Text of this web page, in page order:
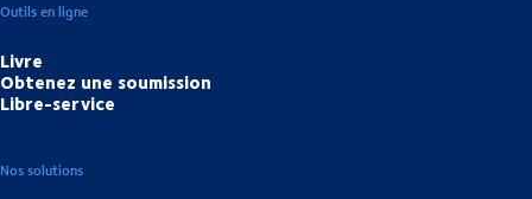
Outils en ligne
Livre
Obtenez une soumission
Libre-service
Nos solutions